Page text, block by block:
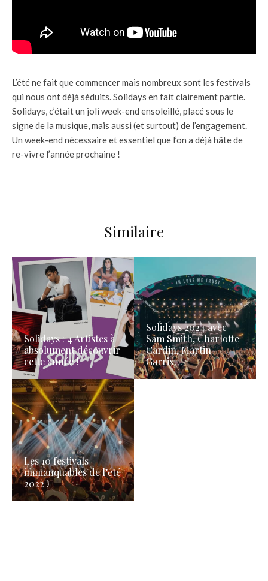
L’été ne fait que commencer mais nombreux sont les festivals
qui nous ont déjà séduits. Solidays en fait clairement partie.
Solidays, c’était un joli week-end ensoleillé, placé sous le
signe de la musique, mais aussi (et surtout) de l’engagement.
Un week-end nécessaire et essentiel que l’on a déjà hâte de
re-vivre l’année prochaine !
Similaire
Solidays : 4 Artistes à
absolument découvrir
cette année !
Solidays 2024 avec
Sam Smith, Charlotte
Cardin, Martin
Garrix…
Les 10 festivals
immanquables de l’été
2022 !